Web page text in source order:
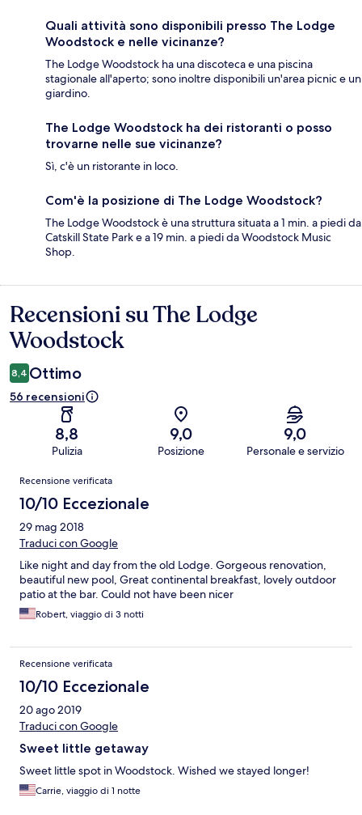
Quali attività sono disponibili presso The Lodge
Woodstock e nelle vicinanze?
The Lodge Woodstock ha una discoteca e una piscina
stagionale all'aperto; sono inoltre disponibili un'area picnic e un
giardino.
The Lodge Woodstock ha dei ristoranti o posso
trovarne nelle sue vicinanze?
Sì, c'è un ristorante in loco.
Com'è la posizione di The Lodge Woodstock?
The Lodge Woodstock è una struttura situata a 1 min. a piedi da
Catskill State Park e a 19 min. a piedi da Woodstock Music
Shop.
Recensioni
Recensioni su The Lodge
Woodstock
8,4 Ottimo
56 recensioni
8,8
Pulizia
9,0
Posizione
9,0
Personale e servizio
Recensioni
Recensione verificata
10/10 Eccezionale
29 mag 2018
Traduci con Google
Like night and day from the old Lodge. Gorgeous renovation,
beautiful new pool, Great continental breakfast, lovely outdoor
patio at the bar. Could not have been nicer
Robert, viaggio di 3 notti
Recensione verificata
10/10 Eccezionale
20 ago 2019
Traduci con Google
Sweet little getaway
Sweet little spot in Woodstock. Wished we stayed longer!
Carrie, viaggio di 1 notte